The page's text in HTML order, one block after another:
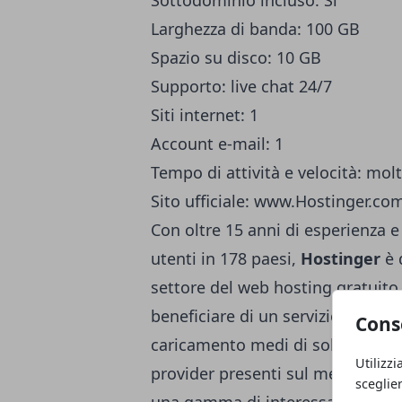
Larghezza di banda: 100 GB
Spazio su disco: 10 GB
Supporto: live chat 24/7
Siti internet: 1
Account e-mail: 1
Tempo di attività e velocità:
Sito ufficiale:
Con oltre 15 anni di esperienza
utenti in 178 paesi, Hostinger è
settore del web hosting
beneficiare di un servizio di web
caricamento medi di soli 345
provider presenti sul mercato.